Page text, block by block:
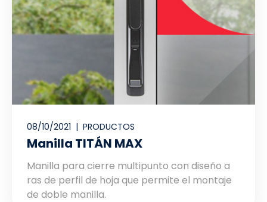
08/10/2021 | PRODUCTOS
Manilla TITÁN MAX
Manilla para cierre multipunto con diseño a
ras de perfil de hoja que permite el montaje
de doble manilla.